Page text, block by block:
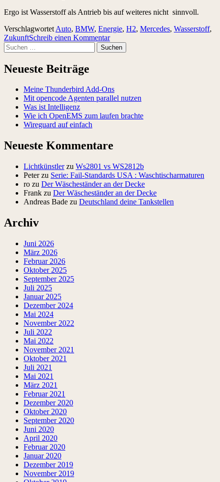
Ergo ist Wasserstoff als Antrieb bis auf weiteres nicht sinnvoll.
Verschlagwortet Auto, BMW, Energie, H2, Mercedes, Wasserstoff,
ZukunftSchreib einen Kommentar
Suchen
nach:
Neueste Beiträge
Meine Thunderbird Add-Ons
Mit opencode Agenten parallel nutzen
Was ist Intelligenz
Wie ich OpenEMS zum laufen brachte
Wireguard auf einfach
Neueste Kommentare
Lichtkünstlerzu Ws2801 vs WS2812b
Peterzu Serie: Fail-Standards USA : Waschtischarmaturen
ro zu Der Wäscheständer an der Decke
Frank zu Der Wäscheständer an der Decke
Andreas Bade zu Deutschland deine Tankstellen
Archiv
Juni 2026
März 2026
Februar 2026
Oktober 2025
September 2025
Juli 2025
Januar 2025
Dezember 2024
Mai 2024
November 2022
Juli 2022
Mai 2022
November 2021
Oktober 2021
Juli 2021
Mai 2021
März 2021
Februar 2021
Dezember 2020
Oktober 2020
September 2020
Juni 2020
April 2020
Februar 2020
Januar 2020
Dezember 2019
November 2019